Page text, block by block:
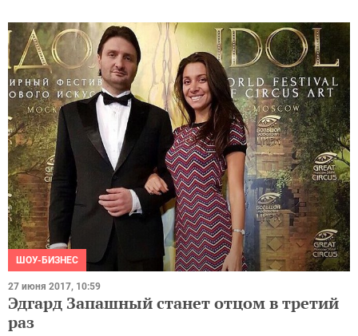
ШОУ-БИЗНЕС
27 июня 2017, 10:59
Эдгард Запашный станет отцом в третий
раз